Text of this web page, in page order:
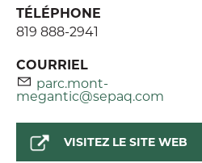
TÉLÉPHONE
819 888-2941
COURRIEL
parc.mont-
megantic@sepaq.com
VISITEZ LE SITE WEB